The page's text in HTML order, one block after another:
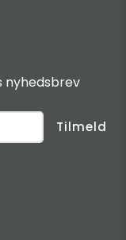
nyhedsbrev
Tilmeld